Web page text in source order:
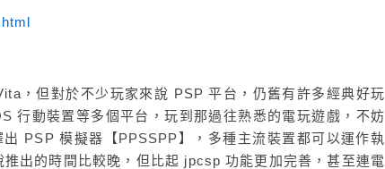
，但對於不少玩家來說 PSP 平台，仍舊有許多經典好玩
行動裝置等多個平台，玩到那過往熟悉的電玩遊戲，不妨
PSP 模擬器【PPSSPP】，多種主流裝置都可以運作執
出的時間比較晚，但比起 jpcsp 功能更加完善，甚至連電